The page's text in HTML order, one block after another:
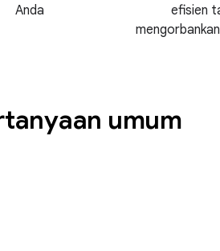
Anda
efisien
umum